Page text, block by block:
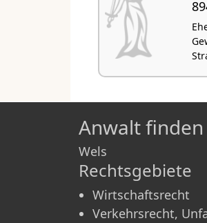
Anwalt finden
Wels
Rechtsgebiete
Wirtschaftsrecht
Verkehrsrecht,